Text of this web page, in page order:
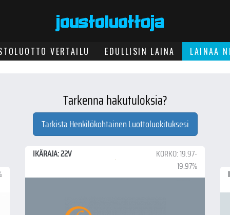
VERTAILU EDULLISIN LAINA LAINAA
Tarkenna hakutuloksia?
Tarkista Henkilökohtainen Luottoluokituksesi
IKÄRAJA: 22V
KORKO: 19.97-
19.97%